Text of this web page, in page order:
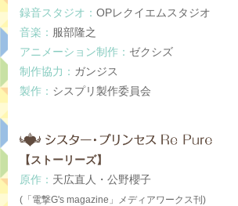
録音スタジオ： OPレクイエムスタジオ
音楽： 服部隆之
アニメーション制作： ゼクシズ
制作協力： ガンジス
製作： シスプリ製作委員会
【ストーリーズ】
原作： 天広直人・公野櫻子
(「電撃G's magazine」メディアワークス刊)